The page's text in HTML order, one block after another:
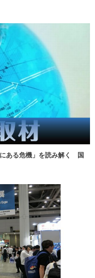
にある危機」を読み解く 国